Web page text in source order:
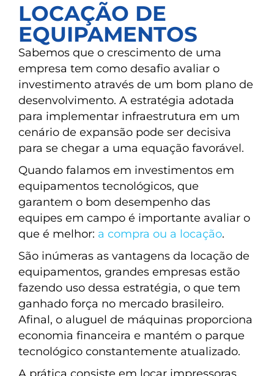
LOCAÇÃO DE
EQUIPAMENTOS
Sabemos que o crescimento de uma
empresa tem como desafio avaliar o
investimento através de um bom plano de
desenvolvimento. A estratégia adotada
para implementar infraestrutura em um
cenário de expansão pode ser decisiva
para se chegar a uma equação favorável.
Quando falamos em investimentos em
equipamentos tecnológicos, que
garantem o bom desempenho das
equipes em campo é importante avaliar o
que é melhor: a compra ou a locação.
São inúmeras as vantagens da locação de
equipamentos, grandes empresas estão
fazendo uso dessa estratégia, o que tem
ganhado força no mercado brasileiro.
Afinal, o aluguel de máquinas proporciona
economia financeira e mantém o parque
tecnológico constantemente atualizado.